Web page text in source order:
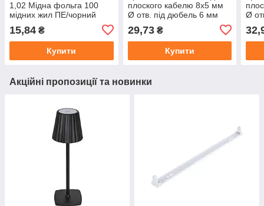
1,02 Мідна фольга 100
мідних жил ПЕ/чорний
15,84 ₴
Купити
плоского кабелю 8х5 мм
Ø отв. під дюбель 6 мм
29,73₴
Купити
Ø
Акційні пропозиції та новинки